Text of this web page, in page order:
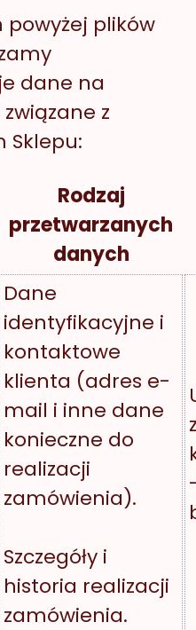
powyżej plików
dane na
z
Sklepu:
Rodzaj
przetwarzanych
danych
Dane
identyfikacyjne i
kontaktowe
klienta (adres e-
mail i inne dane
konieczne do
realizacji
zamówienia).
Szczegóły i
historia realizacji
zamówienia.